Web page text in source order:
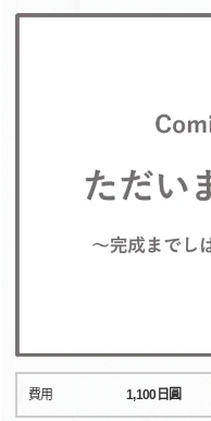
費用 1,100日圓